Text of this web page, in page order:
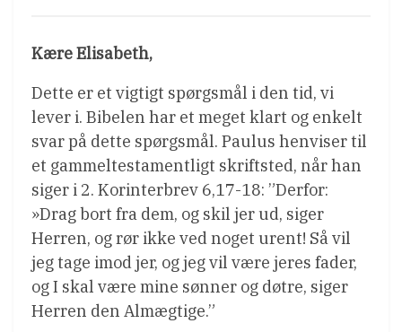
Kære Elisabeth,
Dette er et vigtigt spørgsmål i den tid, vi
lever i. Bibelen har et meget klart og enkelt
svar på dette spørgsmål. Paulus henviser til
et gammeltestamentligt skriftsted, når han
siger i 2. Korinterbrev 6,17-18: ”Derfor:
»Drag bort fra dem, og skil jer ud, siger
Herren, og rør ikke ved noget urent! Så vil
jeg tage imod jer, og jeg vil være jeres fader,
og I skal være mine sønner og døtre, siger
Herren den Almægtige.”